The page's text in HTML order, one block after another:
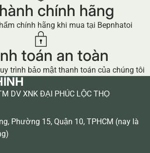
chính hãng
chính hãng khi mua tại Bepnhatoi
toán an toàn
trình bảo mật thanh toán của chúng tôi
DV XNK ĐẠI PHÚC LỘC THỌ
Phường 15, Quận 10, TPHCM (nay là